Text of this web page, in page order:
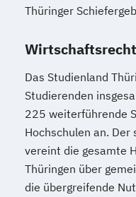
Thüringer
Das Studienland
Studierenden
225 weiterführende
Hochschulen an. Der
vereint die gesamte
Thüringen über
die übergreifende